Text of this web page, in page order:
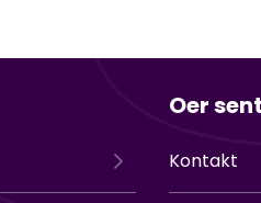
Oer
Kontakt